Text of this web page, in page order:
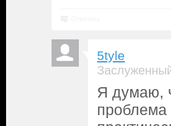
5tyle
Я думаю,
проблема